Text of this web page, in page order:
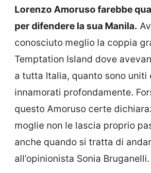
Lorenzo Amoruso farebbe
per difendere la sua Manila.
conosciuto meglio la coppia
Temptation Island dove
a tutta Italia, quanto sono uniti
innamorati profondamente.
questo Amoruso certe
moglie non le lascia proprio
anche quando si tratta di
all’opinionista Sonia Bruganelli.